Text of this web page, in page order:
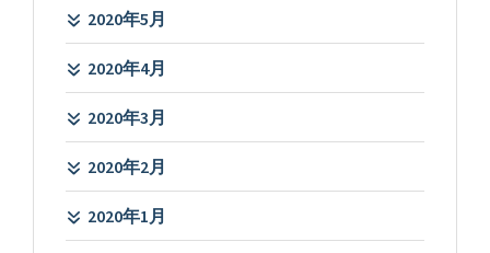
2020年5月
2020年4月
2020年3月
2020年2月
2020年1月